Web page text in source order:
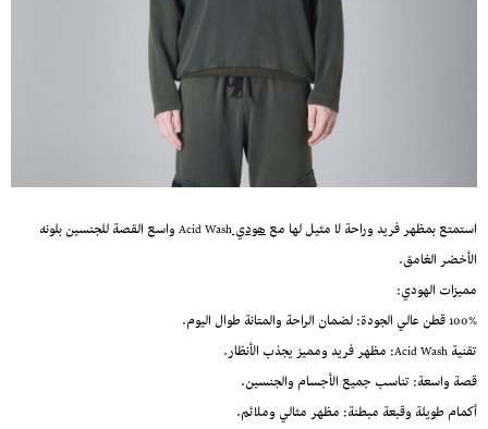
استمتع بمظهر فريد وراحة لا مثيل لها معهودي
Acid Wash واسع القصة للجنسين بلونه
الأخضر الغامق.
مميزات الهودي:
100% قطن عالي الجودة: لضمان الراحة والمتانة طوال اليوم.
تقنية Acid Wash: مظهر فريد ومميز يجذب الأنظار.
قصة واسعة: تناسب جميع الأجسام والجنسين.
أكمام طويلة وقبعة مبطنة: مظهر مثالي وملائم.